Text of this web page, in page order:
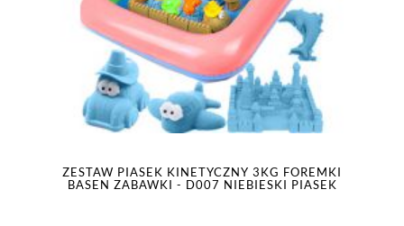
ZESTAW PIASEK KINETYCZNY 3KG FOREMKI
BASEN ZABAWKI - D007 NIEBIESKI PIASEK